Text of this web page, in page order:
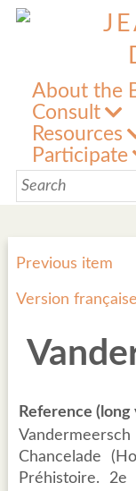
About the
Consult
Resources
Participate
Previous item
Version française
Reference
Chancelade
Préhistoire.